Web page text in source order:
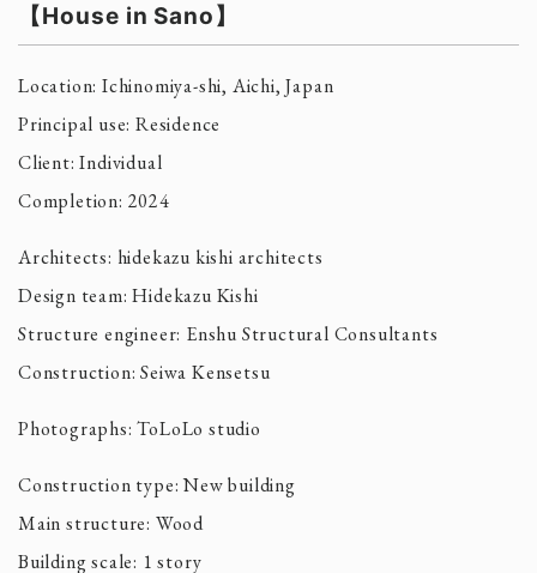
【House in Sano】
Location: Ichinomiya-shi, Aichi, Japan
Principal use: Residence
Client: Individual
Completion: 2024
Architects: hidekazu kishi architects
Design team: Hidekazu Kishi
Structure engineer: Enshu Structural Consultants
Construction: Seiwa Kensetsu
Photographs: ToLoLo studio
Construction type: New building
Main structure: Wood
Building scale: 1 story